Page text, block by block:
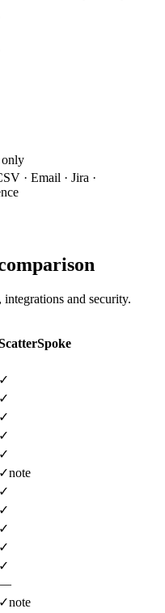
· Email · Jira ·
integrations and security.
✓
✓
✓
✓
✓
✓note
✓
✓
✓
✓
✓
✓note